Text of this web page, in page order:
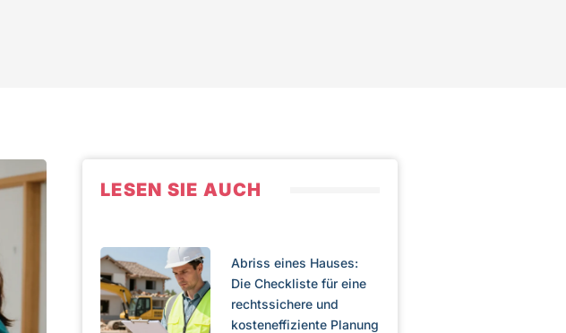
LESEN SIE AUCH
Abriss eines Hauses:
Die Checkliste für eine
rechtssichere und
kosteneffiziente Planung